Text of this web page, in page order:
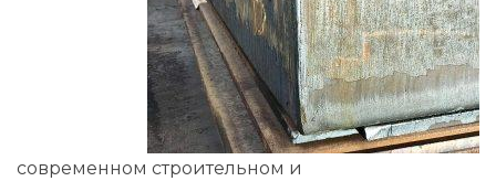
современном строительном и